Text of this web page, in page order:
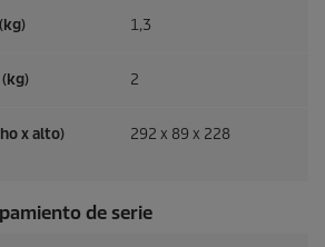
1,3
2
x alto)
292 x 89 x 228
de serie